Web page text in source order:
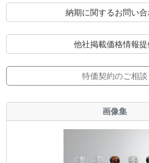
納期に関するお問い
他社掲載価格情報
特価契約のご相談
画像集